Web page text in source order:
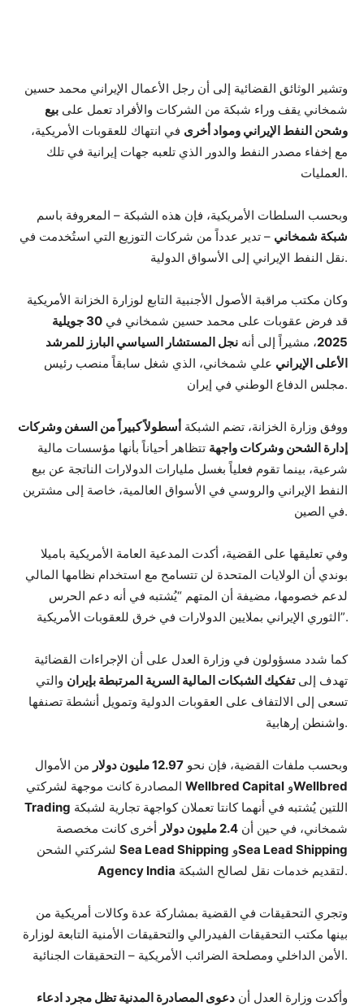
وتشير الوثائق القضائية إلى أن رجل الأعمال الإيراني محمد حسين
شمخاني يقف وراء شبكة من الشركات والأفراد تعمل على بيع
وشحن النفط الإيراني ومواد أخرى في انتهاك للعقوبات الأمريكية،
مع إخفاء مصدر النفط والدور الذي تلعبه جهات إيرانية في تلك
العمليات.
وبحسب السلطات الأمريكية، فإن هذه الشبكة – المعروفة باسم
شبكة شمخاني – تدير عدداً من شركات التوزيع التي استُخدمت في
نقل النفط الإيراني إلى الأسواق الدولية.
وكان مكتب مراقبة الأصول الأجنبية التابع لوزارة الخزانة الأمريكية
قد فرض عقوبات على محمد حسين شمخاني في
30 جويلية
2025، مشيراً إلى أنه نجل المستشار السياسي البارز للمرشد
الأعلى الإيراني علي شمخاني، الذي شغل سابقاً منصب رئيس
مجلس الدفاع الوطني في إيران.
ووفق وزارة الخزانة، تضم الشبكة أسطولاً كبيراً من السفن وشركات
إدارة الشحن وشركات واجهة تتظاهر أحياناً بأنها مؤسسات مالية
شرعية، بينما تقوم فعلياً بغسل مليارات الدولارات الناتجة عن بيع
النفط الإيراني والروسي في الأسواق العالمية، خاصة إلى مشترين
في الصين.
وفي تعليقها على القضية، أكدت المدعية العامة الأمريكية باميلا
بوندي أن الولايات المتحدة لن تتسامح مع استخدام نظامها المالي
لدعم خصومها، مضيفة أن المتهم “يُشتبه في أنه دعم الحرس
الثوري الإيراني بملايين الدولارات في خرق للعقوبات الأمريكية”.
كما شدد مسؤولون في وزارة العدل على أن الإجراءات القضائية
تهدف إلىتفكيك الشبكات المالية السرية المرتبطة بإيران والتي
تسعى إلى الالتفاف على العقوبات الدولية وتمويل أنشطة تصنفها
واشنطن إرهابية.
وبحسب ملفات القضية، فإن نحو 12.97 مليون دولار
من الأموال
Wellbred Capital وWellbred
Trading
شمخاني، في حين أن 2.4 مليون دولار
أخرى كانت مخصصة
Sea Lead Shipping وSea Lead Shipping
Agency India
لتقديم خدمات نقل لصالح الشبكة.
وتجري التحقيقات في القضية بمشاركة عدة وكالات أمريكية من
بينها مكتب التحقيقات الفيدرالي والتحقيقات الأمنية التابعة لوزارة
الأمن الداخلي ومصلحة الضرائب الأمريكية – التحقيقات الجنائية.
وأكدت وزارة العدل أن دعوى المصادرة المدنية تظل مجرد ادعاء